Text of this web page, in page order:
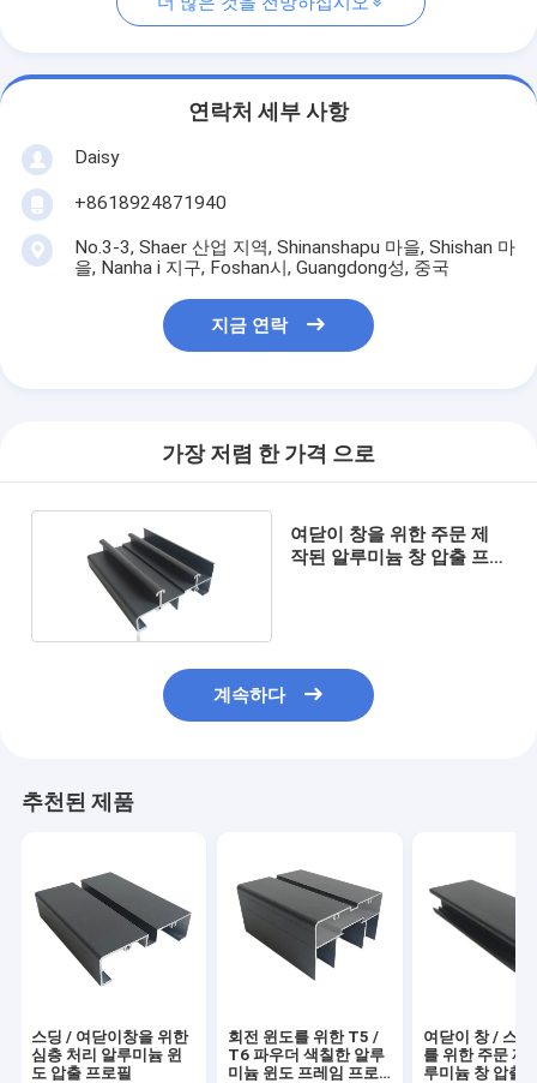
연락처 세부 사항
Daisy
+8618924871940
No.3-3, Shaer 산업 지역, Shinanshapu 마을, Shishan 마
을, Nanha i 지구, Foshan시, Guangdong성, 중국
지금 연락
가장 저렴 한 가격 으로
여닫이 창을 위한 주문 제
작된 알루미늄 창 압출 프
계속하다
추천된 제품
스딩 / 여닫이창을 위한
심층 처리 알루미늄 윈
도 압출 프로필
회전 윈도를 위한 T5 /
T6 파우더 색칠한 알루
미늄 윈도 프레임 프로
여닫이 창 / 스
를 위한 주문 제
루미늄 창 압출